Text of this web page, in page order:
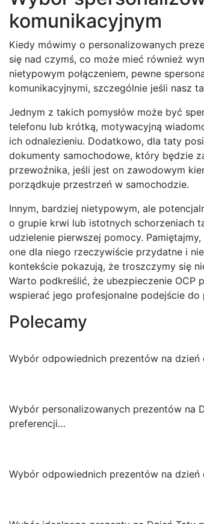
komunikacyjnym
Kiedy mówimy o personalizowanych
się nad czymś, co może mieć również
nietypowym połączeniem, pewne
komunikacyjnymi, szczególnie jeśli nasz
Jednym z takich pomysłów może być
telefonu lub krótką, motywacyjną
ich odnalezieniu. Dodatkowo, dla taty
dokumenty samochodowe, który będzie
przewoźnika, jeśli jest on zawodowym
porządkuje przestrzeń w samochodzie.
Innym, bardziej nietypowym, ale
o grupie krwi lub istotnych schorzeniach
udzielenie pierwszej pomocy.
one dla niego rzeczywiście przydatne i
kontekście pokazują, że troszczymy się
Warto podkreślić, że ubezpieczenie OCP
wspierać jego profesjonalne podejście do
Polecamy
Wybór odpowiednich prezentów na
Wybór personalizowanych prezentów na
preferencji…
Wybór odpowiednich prezentów na dzień